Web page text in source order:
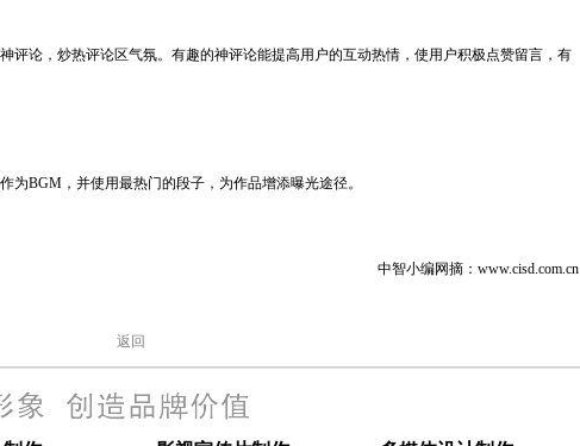
评论，炒热评论区气氛。有趣的神评论能提高用户的互动热情，使用户积极点赞留言，有
BGM，并使用最热门的段子，为作品增添曝光途径。
中智小编网摘：www.cisd.com.cn
返回